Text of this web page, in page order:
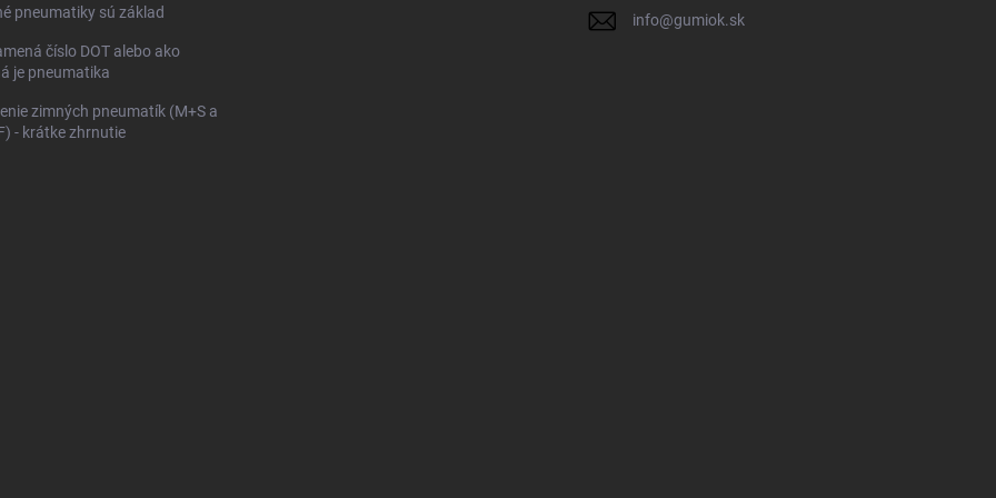
pneumatiky sú základ
číslo DOT alebo ako
je pneumatika
zimných pneumatík (M+S a
- krátke zhrnutie
info@gumiok.sk